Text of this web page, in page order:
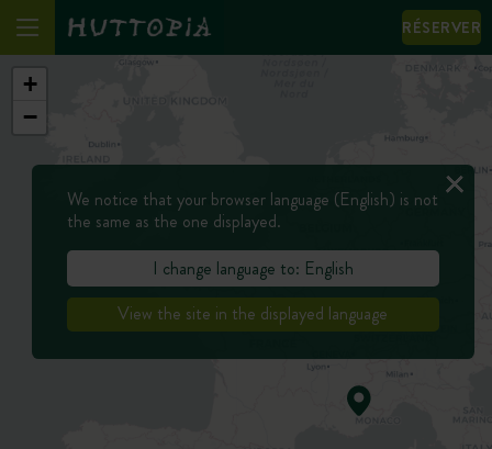
RÉSERVER
+
−
We notice that your browser language (English) is not
the same as the one displayed.
I change language to: English
View the site in the displayed language